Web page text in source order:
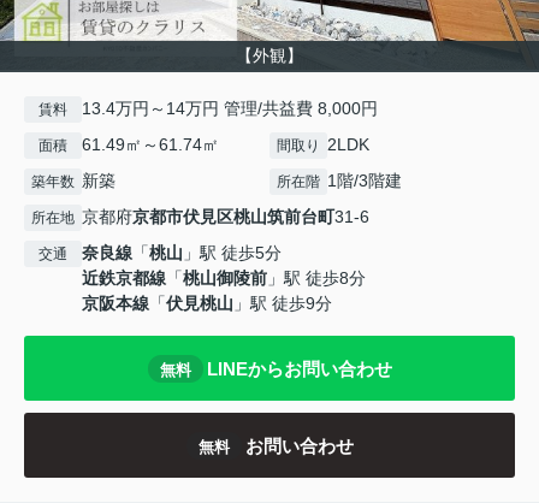
【外観】
賃料 13.4万円～14万円 管理/共益費 8,000円
面積 61.49㎡～61.74㎡ 間取り 2LDK
築年数 新築 所在階 1階/3階建
所在地 京都府京都市伏見区桃山筑前台町31-6
交通 奈良線 「桃山 」駅 徒歩5分
近鉄京都線 「桃山御陵前 」駅 徒歩8分
京阪本線 「伏見桃山 」駅 徒歩9分
無料 LINEからお問い合わせ
無料 お問い合わせ